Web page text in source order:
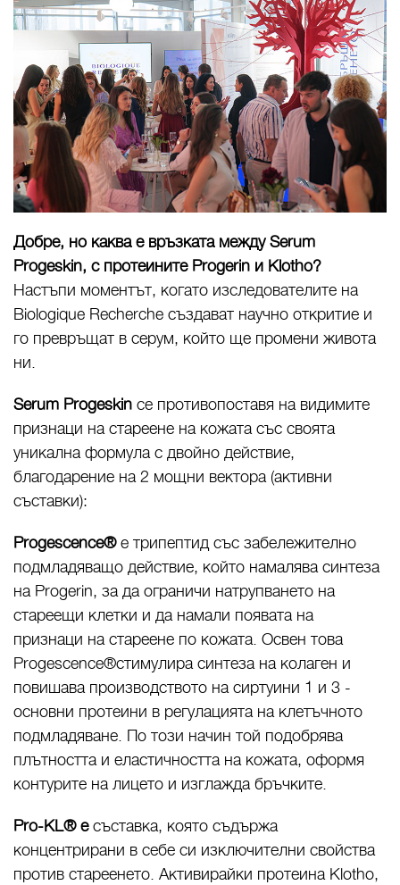
Добре, но каква е връзката между Serum
Progeskin, с протеините Progerin и Klotho?
Настъпи моментът, когато изследователите на
Biologique Recherche създават научно откритие и
го превръщат в серум, който ще промени живота
ни.
Serum Progeskin се противопоставя на видимите
признаци на стареене на кожата със своята
уникална формула с двойно действие,
благодарение на 2 мощни вектора (активни
съставки):
Progescence®e трипептид със забележително
подмладяващо действие, който намалява синтеза
на Progerin, за да ограничи натрупването на
стареещи клетки и да намали появата на
признаци на стареене по кожата. Освен това
Progescence®стимулира синтеза на колаген и
повишава производството на сиртуини 1 и 3 -
основни протеини в регулацията на клетъчното
подмладяване. По този начин той подобрява
плътността и еластичността на кожата, оформя
контурите на лицето и изглажда бръчките.
Pro-KL® есъставка, която съдържа
концентрирани в себе си изключителни свойства
против стареенето. Активирайки протеина Klotho,